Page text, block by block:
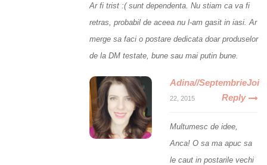
Ar fi trist :( sunt dependenta. Nu stiam ca va fi
retras, probabil de aceea nu l-am gasit in iasi. Ar
merge sa faci o postare dedicata doar produselor
de la DM testate, bune sau mai putin bune.
Adina//SeptembrieJoi
22, 2015 Reply
Multumesc de idee,
Anca! O sa ma apuc sa
le caut in postarile vechi